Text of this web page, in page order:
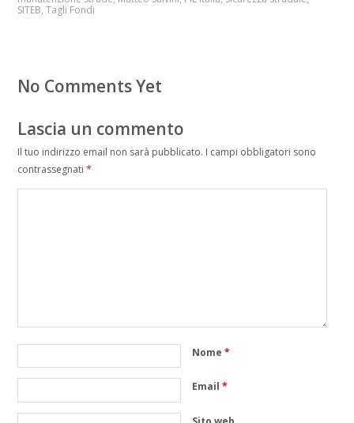
SITEB, Tagli Fondi
No Comments Yet
Lascia un commento
Il tuo indirizzo email non sarà pubblicato. I campi obbligatori sono
contrassegnati *
Nome *
Email *